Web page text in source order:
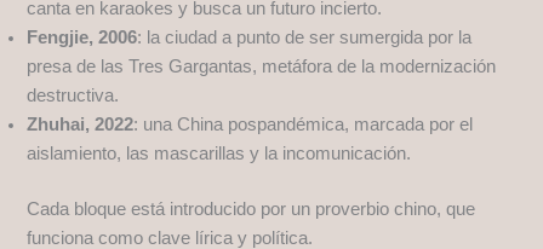
canta en karaokes y busca un futuro incierto.
Fengjie, 2006: la ciudad a punto de ser sumergida por la
presa de las Tres Gargantas, metáfora de la modernización
destructiva.
Zhuhai, 2022: una China pospandémica, marcada por el
aislamiento, las mascarillas y la incomunicación.
Cada bloque está introducido por un proverbio chino, que
funciona como clave lírica y política.